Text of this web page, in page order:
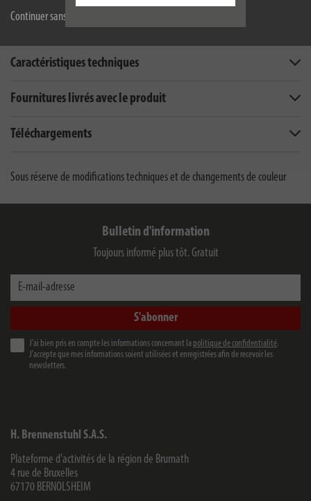
Continuer sans accepter
Caractéristiques techniques
Fournitures livrés avec le produit
Téléchargements
Sous réserve de modifications techniques et de changements de couleur
Bulletin d'information
Toujours informé plus tôt. Gratuit
E-mail-adresse
S'abonner
J’ai bien pris en compte les informations concernant la politique de confidentialité.
J’accepte que mes informations soient utilisées et enregistrées afin de recevoir les
newsletters.
H. Brennenstuhl S.A.S.
Plateforme d'activités de la région de Brumath
4 rue de Bruxelles
67170 BERNOLSHEIM